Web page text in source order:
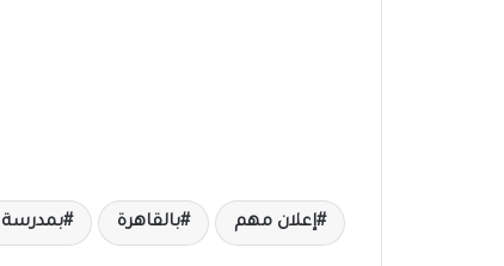
إعلان مهم بالقاهرة بمدرسة